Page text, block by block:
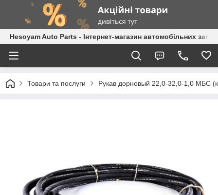
Hesoyam Auto Parts - Інтернет-магазин автомобільних
Товари та послуги Рукав дорновый 22,0-32,0-1,0 МБС